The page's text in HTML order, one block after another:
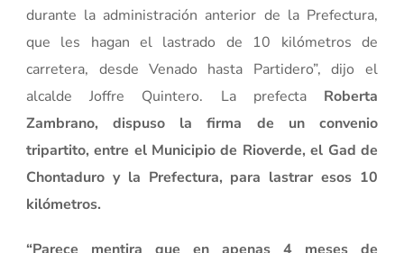
durante la administración anterior de la Prefectura,
que les hagan el lastrado de 10 kilómetros de
carretera, desde Venado hasta Partidero”, dijo el
alcalde Joffre Quintero. La prefecta Roberta
Zambrano, dispuso la firma de un convenio
tripartito, entre el Municipio de Rioverde, el Gad de
Chontaduro y la Prefectura, para lastrar esos 10
kilómetros.